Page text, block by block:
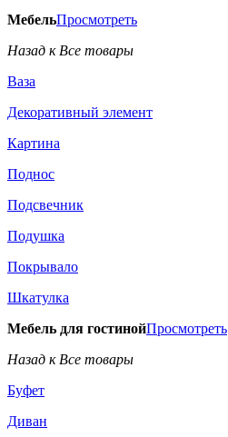
МебельПросмотреть
Назад к Все товары
Ваза
Декоративный элемент
Картина
Поднос
Подсвечник
Подушка
Покрывало
Шкатулка
Мебель для гостинойПросмотреть
Назад к Все товары
Буфет
Диван